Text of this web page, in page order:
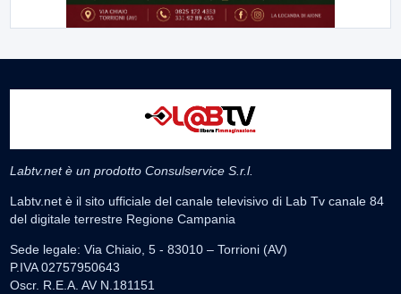
Labtv.net è un prodotto Consulservice S.r.l.
Labtv.net è il sito ufficiale del canale televisivo di Lab Tv canale 84
del digitale terrestre Regione Campania
Sede legale: Via Chiaio, 5 - 83010 – Torrioni (AV)
P.IVA 02757950643
Oscr. R.E.A. AV N.181151